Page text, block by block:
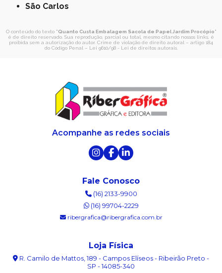
São Carlos
O conteúdo do texto "Quanto Custa Embalagem Sacola de Papel Jardim Procópio"
é de direito reservado. Sua reprodução, parcial ou total, mesmo citando nossos links, é
proibida sem a autorização do autor. Crime de violação de direito autoral – artigo 184
do Código Penal – Lei 9610/98 - Lei de direitos autorais.
Acompanhe as redes sociais
Fale Conosco
(16) 2133-9900
(16) 99704-2229
ribergrafica@ribergrafica.com.br
Loja Física
R. Camilo de Mattos, 189 - Campos Elíseos - Ribeirão Preto -
SP - 14085-340